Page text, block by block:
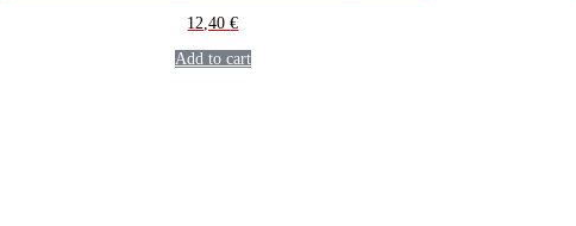
12,40€
Add to cart